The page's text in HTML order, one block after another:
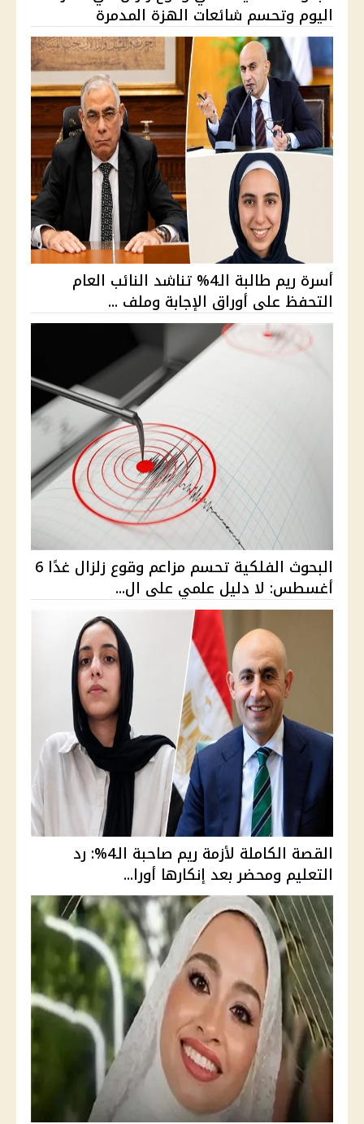
اليوم وتحسم شائعات الهزة المدمرة
أسرة ريم طالبة الـ4% تناشد النائب العام
التحفظ على أوراق الإجابة وملف ...
البحوث الفلكية تحسم مزاعم وقوع زلزال غدًا 6
أغسطس: لا دليل علمي على ال...
القصة الكاملة لأزمة ريم صاحبة الـ4%: رد
التعليم ومحضر بعد إنكارها أورا...